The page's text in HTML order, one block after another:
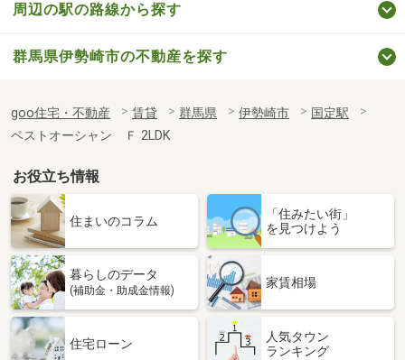
周辺の駅の路線から探す
群馬県伊勢崎市の不動産を探す
goo住宅・不動産 賃貸 群馬県 伊勢崎市
国定駅
ベストオーシャン Ｆ 2LDK
お役立ち情報
住まいのコラム
「住みたい街」
を見つけよう
暮らしのデータ
(補助金・助成金情報)
家賃相場
住宅ローン
人気タウン
ランキング